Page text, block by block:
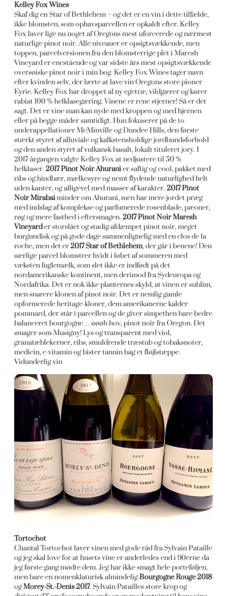
Kelley Fox Wines
Skaf dig en Star of Bethlehem – og det er en vin i dette tilfælde,
ikke blomsten, som ophavsparcellen er opkaldt efter. Kelley
Fox laver lige nu noget af Oregons mest uforcerede og nærmest
naturlige pinot noir. Alle niveauer er opsigtsvækkende, men
toppen, parcelversionen fra den blomsterrige plet i Maresh
Vineyard er enestående og var sidste års mest opsigtsvækkende
oversøiske pinot noir i min bog. Kelley Fox Wines tager navn
efter kvinden selv, der lærte at lave vin Oregons store pioner
Eyrie. Kelley Fox har droppet al ny egetræ, vildgærer og kører
rabiat 100 % helklasegæring. Vinene er rene stjerner! Så er det
sagt. Det er vine man kan nyde med kroppen og med hjernen
eller på begge måder samtidigt. Hun fokuserer på de to
underappellationer McMinville og Dundee Hills, den første
stærkt styret af alluviale og kalkstensholdige jordbundsforhold
og den anden styret af vulkansk basalt, lokalt tituleret jory. I
2017-årgangen valgte Kelley Fox at nedjustere til 50 %
helklaser.2017 Pinot Noir Ahuranier saftig og cool, pakket med
ribs og hindbær, mælkesyre og nemt flydende naturlighed helt
uden kanter, og alligevel med masser af karakter.2017 Pinot
Noir Mirabaiminder om Ahurani, men har mere jordet præg
med indslag af komplekse og parfumerede rosenblade, pæoner,
røg og mere fasthed i eftersmagen.2017 Pinot Noir Maresh
Vineyarder storslået og stadig afdæmpet pinot noir, meget
burgundisk og på gode dage sammenlignelig med en clos de la
roche, men det er2017 Star of Bethlehem, der går i benene! Den
særlige parcel blomstrer hvidt i løbet af sommeren med
væksten fuglemælk, som slet ikke er indfødt på det
nordamerikanske kontinent, men derimod fra Sydeuropa og
Nordafrika. Det er nok ikke planternes skyld, at vinen er sublim,
men snarere klonen af pinot noir. Det er nemlig gamle
opformerede heritage-kloner, dem amerikanerne kalder
pommard, der står i parcellen og de giver simpethen bare bedre
balanceret bourgogne… øøøh hov, pinot noir fra Oregon. Det
smager som Musigny! Lys og transparent med viol,
granatæblekerner, ribs, smuldrende træstub og tobaksnoter,
medicin, c-vitamin og bister tannin bag et fløjlstæppe.
Vidunderlig vin
Tortochot
Chantal Tortochot laver vinen med gode råd fra Sylvain Pataille
og jeg skal love for at husets vine er anderledes end i 90erne da
jeg første gang mødte dem. Jeg har ikke smagt hele porteføljen,
men bare en nomenklaturisk almindeligBourgogne Rouge 2018
ogMorey-St.-Denis 2017. Sylvain Patailles store krop og